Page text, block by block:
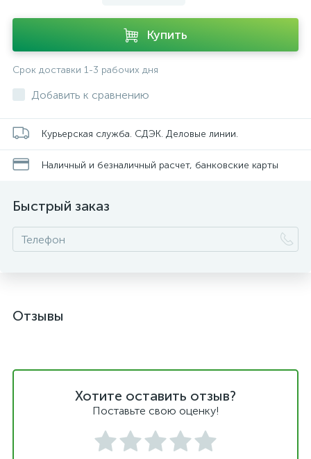
Купить
Срок доставки 1-3 рабочих дня
Добавить к сравнению
Курьерская служба. СДЭК. Деловые линии.
Наличный и безналичный расчет, банковские карты
Быстрый заказ
Отзывы
Хотите оставить отзыв?
Поставьте свою оценку!